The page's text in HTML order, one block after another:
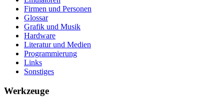
Firmen und Personen
Glossar
Grafik und Musik
Hardware
Literatur und Medien
Programmierung
Links
Sonstiges
Werkzeuge